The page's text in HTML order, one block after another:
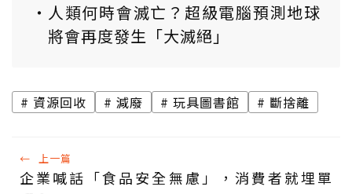
人類何時會滅亡？超級電腦預測地球
將會再度發生「大滅絕」
資源回收 減廢 玩具圖書館 斷捨離
← 上一篇
企業喊話「食品安全無慮」，消費者就埋單